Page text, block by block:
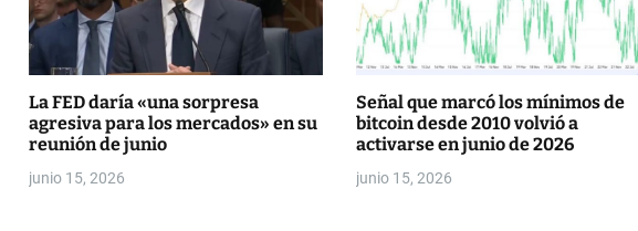
La FED daría «una sorpresa
agresiva para los mercados» en su
reunión de junio
junio 15, 2026
Señal que marcó los mínimos de
bitcoin desde 2010 volvió a
activarse en junio de 2026
junio 15, 2026